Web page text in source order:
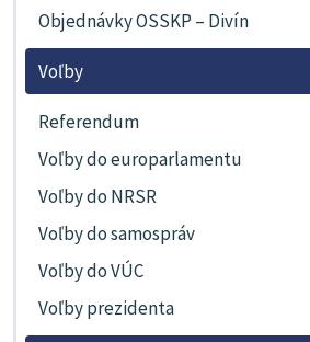
Objednávky OSSKP – Divín
Voľby
Referendum
Voľby do europarlamentu
Voľby do NRSR
Voľby do samospráv
Voľby do VÚC
Voľby prezidenta